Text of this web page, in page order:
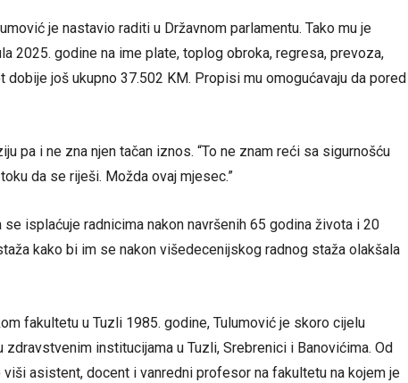
je nastavio raditi u Državnom parlamentu. Tako mu je
2025. godine na ime plate, toplog obroka, regresa, prevoza,
dobije još ukupno 37.502 KM. Propisi mu omogućavaju da pored
pa i ne zna njen tačan iznos. “To ne znam reći sa sigurnošću
da se riješi. Možda ovaj mjesec.”
isplaćuje radnicima nakon navršenih 65 godina života i 20
kako bi im se nakon višedecenijskog radnog staža olakšala
fakultetu u Tuzli 1985. godine, Tulumović je skoro cijelu
institucijama u Tuzli, Srebrenici i Banovićima. Od
asistent, docent i vanredni profesor na fakultetu na kojem je